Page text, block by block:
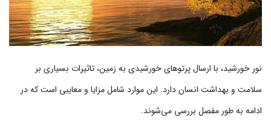
نور خورشید، با ارسال پرتوهای خورشیدی به زمین، تاثیرات بسیاری بر
سلامت و بهداشت انسان دارد. این موارد شامل مزایا و معایبی است که در
ادامه به طور مفصل بررسی می‌شوند.